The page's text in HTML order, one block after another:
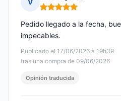
V
Nota: 5 de 5
Publicado el 17/06/2026 à 19h39
tras una compra de 09/06/2026
Pedido llegado a la fecha,
impecables.
Opinión traducida